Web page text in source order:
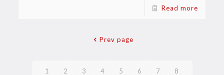
Read more
Prev page
1 2 3 4 5 6 7 8